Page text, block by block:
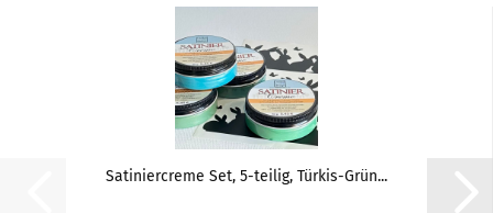
Satiniercreme Set, 5-teilig, Türkis-Grün...